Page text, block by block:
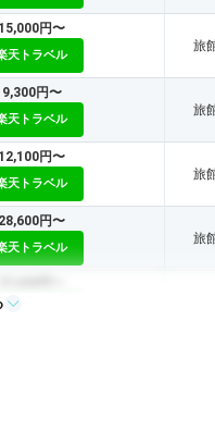
15,000円〜
天トラベル
旅
9,300円〜
天トラベル
旅
12,100円〜
天トラベル
旅
28,600円〜
天トラベル
旅
天トラベル